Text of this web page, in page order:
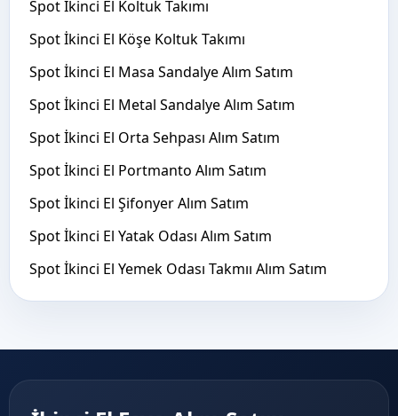
Spot İkinci El Koltuk Takımı
Spot İkinci El Köşe Koltuk Takımı
Spot İkinci El Masa Sandalye Alım Satım
Spot İkinci El Metal Sandalye Alım Satım
Spot İkinci El Orta Sehpası Alım Satım
Spot İkinci El Portmanto Alım Satım
Spot İkinci El Şifonyer Alım Satım
Spot İkinci El Yatak Odası Alım Satım
Spot İkinci El Yemek Odası Takmıı Alım Satım